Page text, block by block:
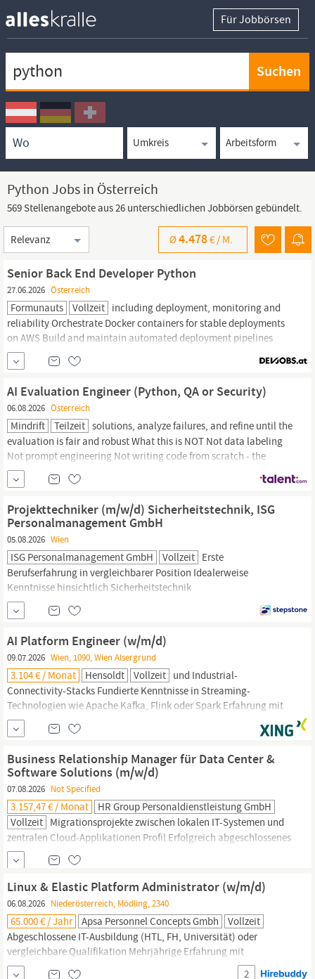
Für Jobbörsen
Ortssuche
Umkreissuche
Arbeitsform
Python Jobs in Österreich
569 Stellenangebote aus 26 unterschiedlichen Jobbörsen gebündelt.
Sortierung
Ø4.478€ / M.
Senior Back End Developer Python
27.06.2026 Österreich
Formunauts Vollzeit including deployment, monitoring and
reliability Orchestrate Docker containers for stable deployments
on AWS Build and maintain automated deployment pipelines
(e.g. Drone.io, Cypress) Create and maintain clean, sustainable
documentation Technologien und Skills
OpenSearch
an dich:
AI Evaluation Engineer (Python, QA or Security)
06.08.2026 Österreich
Mindrift Teilzeit solutions, analyze failures, and refine until the
evaluation is fair and robust What this is NOT Not data labeling
Not prompt engineering Not writing code from scratch - the
agent writes most of the code; you guide and evaluate What we
look for 5+ years in software development Core stack:
Python
(FastAPI), JavaScript/TypeScript
Projekttechniker (m/w/d) Sicherheitstechnik, ISG
Personalmanagement GmbH
05.08.2026 Wien
ISG Personalmanagement GmbH Vollzeit Erste
Berufserfahrung in vergleichbarer Position Idealerweise
Kenntnisse hinsichtlich Sicherheitstechnik
(BrandmeldeanlagenVideoanlagen) und/oder Netzwerktechnik
Routine mit AutoCAD und Windows sowie Grundlagen in Linux
Know-how im Bereich Brandschutzpläne wären vorteilhaft Ein
Plus sind Programmiersprachen wie Script,
Sehr gute...
AI Platform Engineer (w/m/d)
09.07.2026 Wien, 1090, Wien Alsergrund
3.104 € / Monat Hensoldt Vollzeit und Industrial-
Connectivity-Stacks Fundierte Kenntnisse in Streaming-
Technologien wie Apache Kafka, Flink oder Spark Erfahrung mit
AI/ML-Frameworks (PyTorch, Langchain, ONNX) und deren
produktivem Einsatz in verteilten Systemen Sehr gute Kenntnisse
C++) Verständnis von Cloud-Infrastrukturen
Business Relationship Manager für Data Center &
Software Solutions (m/w/d)
07.08.2026 Not Specified
3.157,47 € / Monat
HR Group Personaldienstleistung GmbH
Vollzeit Migrationsprojekte zwischen lokalen IT-Systemen und
zentralen Cloud-Applikationen Profil Erfolgreich abgeschlossenes
Studium im Bereich angewandten Informatik,
Wirtschaftsinformatik oder vergleichbare Ausbildung Erfahrung
mit DevOps und IT-Servicemanagement (idealerweise im Umfeld
Data-Center) Erfahrung in der Softwareentwicklung und im
Scripting (z. B.Python)
Linux & Elastic Platform Administrator (w/m/d)
06.08.2026 Niederösterreich, Mödling, 2340
65.000 € / Jahr Apsa Personnel Concepts Gmbh
Vollzeit
Abgeschlossene IT-Ausbildung (HTL, FH, Universität) oder
vergleichbare Qualifikation Mehrjährige Erfahrung mit
Enterprise-Elastic-Search-Umgebungen Sehr gute Kenntnisse in
2